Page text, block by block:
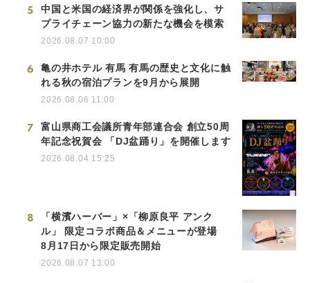
5
中国と米国の経済界が関係を強化し、サ
プライチェーン協力の新たな機会を模索
2026.08.07 10:00
6
亀の井ホテル 有馬 有馬の歴史と文化に触
れる秋の宿泊プランを9月から展開
2026.08.06 11:00
7
富山県商工会議所青年部連合会 創立50周
年記念祝賀会 「DJ盆踊り」を開催します
2026.08.04 15:25
8
「横濱ハーバー」×「柳原良平 アンク
ル」 限定コラボ商品＆メニューが登場
8月17日から限定販売開始
2026.08.07 13:00